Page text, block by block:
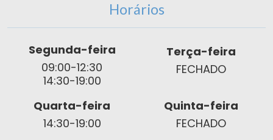
Horários
Segunda-feira
09:00-12:30
14:30-19:00
Terça-feira
FECHADO
Quarta-feira
14:30-19:00
Quinta-feira
FECHADO